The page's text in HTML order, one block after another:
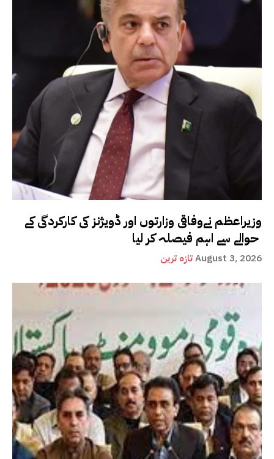
وزیراعظم نےوفاقی وزارتوں اور ڈویژنز کی کارکردگی کے
تازہ ترینAugust 3, 2026